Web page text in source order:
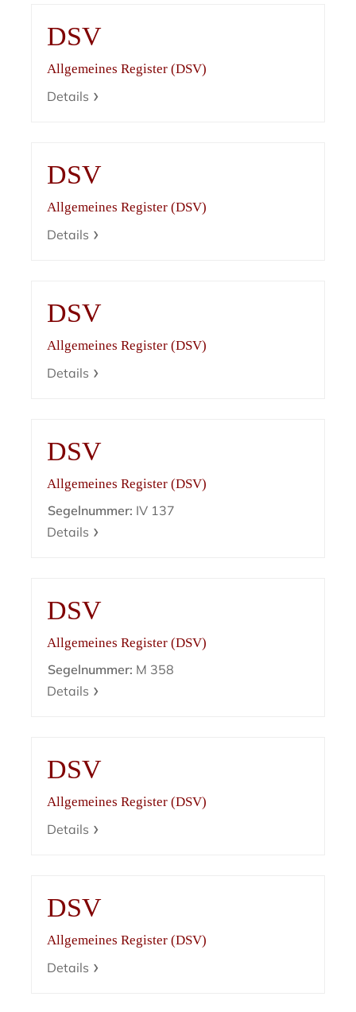
DSV
Allgemeines Register (DSV)
Details
DSV
Allgemeines Register (DSV)
Details
DSV
Allgemeines Register (DSV)
Details
DSV
Allgemeines Register (DSV)
Segelnummer: IV 137
Details
DSV
Allgemeines Register (DSV)
Segelnummer: M 358
Details
DSV
Allgemeines Register (DSV)
Details
DSV
Allgemeines Register (DSV)
Details